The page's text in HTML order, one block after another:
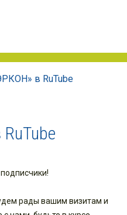
в RuTube
рады вашим визитам и